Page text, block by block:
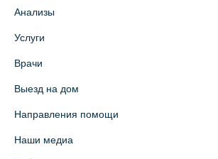
Анализы
Услуги
Врачи
Выезд на дом
Направления помощи
Наши медиа